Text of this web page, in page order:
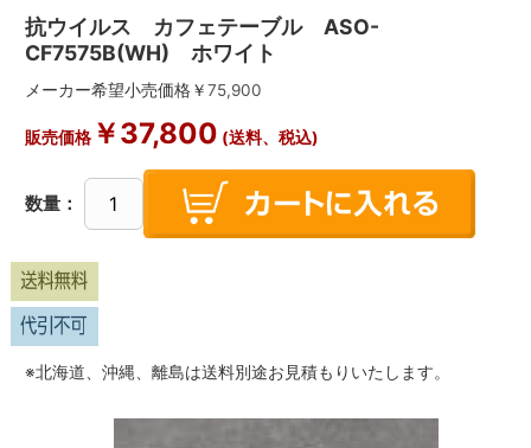
抗ウイルス カフェテーブル ASO-
CF7575B(WH) ホワイト
メーカー希望小売価格￥75,900
販売価格￥37,800 (送料、税込)
数量：
※北海道、沖縄、離島は送料別途お見積もりいたします。